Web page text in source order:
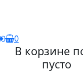
0
В корзине
пусто